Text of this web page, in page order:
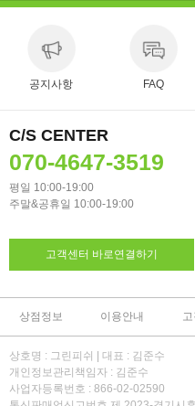
공지사항 FAQ
C/S CENTER
070-4647-3519
평일 10:00-19:00
주말&공휴일 10:00-19:00
고객센터 바로연결하기
상점정보 이용안내
상호명 : 그린피쉬 | 대표 : 김준수
개인정보관리책임자 : 김준수
사업자등록번호 : 866-02-02590